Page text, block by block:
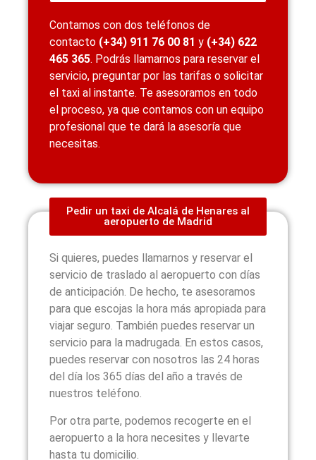
Contamos con dos teléfonos de
contacto (+34) 911 76 00 81 y (+34) 622
465 365. Podrás llamarnos para reservar el
servicio, preguntar por las tarifas o solicitar
el taxi al instante. Te asesoramos en todo
el proceso, ya que contamos con un equipo
profesional que te dará la asesoría que
necesitas.
Pedir un taxi de Alcalá de Henares al
aeropuerto de Madrid
Si quieres, puedes llamarnos y reservar el
servicio de traslado al aeropuerto con días
de anticipación. De hecho, te asesoramos
para que escojas la hora más apropiada para
viajar seguro. También puedes reservar un
servicio para la madrugada. En estos casos,
puedes reservar con nosotros las 24 horas
del día los 365 días del año a través de
nuestros teléfono.
Por otra parte, podemos recogerte en el
aeropuerto a la hora necesites y llevarte
hasta tu domicilio.